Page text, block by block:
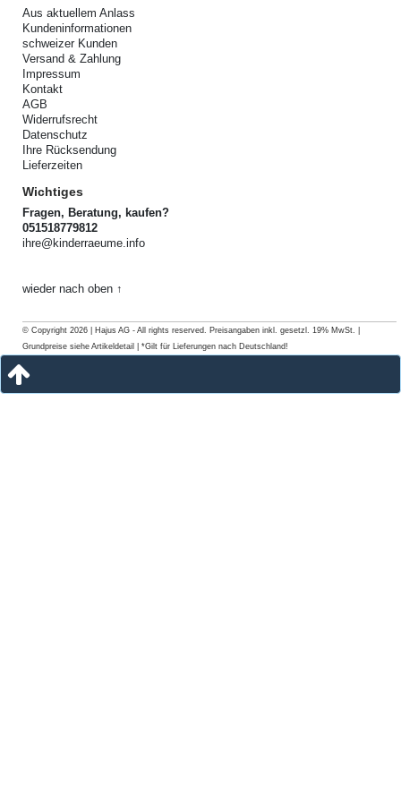
Aus aktuellem Anlass
Kundeninformationen
schweizer Kunden
Versand & Zahlung
Impressum
Kontakt
AGB
Widerrufsrecht
Datenschutz
Ihre Rücksendung
Lieferzeiten
Wichtiges
Fragen, Beratung, kaufen?
051518779812
ihre@kinderraeume.info
wieder nach oben ↑
© Copyright 2026 | Hajus AG - All rights reserved. Preisangaben inkl. gesetzl. 19% MwSt. |
Grundpreise siehe Artikeldetail | *Gilt für Lieferungen nach Deutschland!